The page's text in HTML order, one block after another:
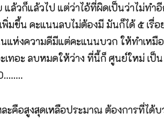
แล้วก็แล้วไป แต่ว่าไอ้ที่ผิดเป็นว่าไม่ท
มขึ้น คะแนนลบไม่ต้องมี มันก็ได้ ๕ เรื่
แห่งความดีมีแต่คะแนนบวก ให้ทำเหมื
เทอะ ลบหมดให้ว่าง ที่นี้ก็ ศูนย์ใหม่ เ
ะคือสูงสุดเหลือประมาณ ต้องการที่ได้